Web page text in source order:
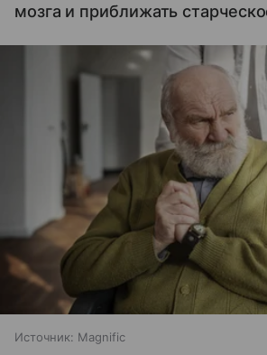
мозга и приближать
Источник: Magnific